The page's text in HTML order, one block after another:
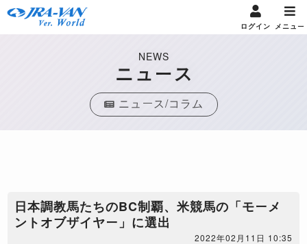
ログイン メニュー
NEWS
ニュース
ニュース/コラム
日本調教馬たちのBC制覇、米競馬の「モーメ
ントオブザイヤー」に選出
2022年02月11日 10:35